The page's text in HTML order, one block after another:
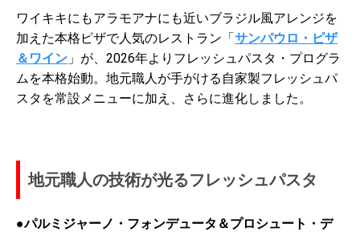
ワイキキにもアラモアナにも近いブラジル風アレンジを
加えた本格ピザで人気のレストラン「サンパウロ・ピザ
＆ワイン 」が、2026年よりフレッシュパスタ・プログラ
ムを本格始動。地元職人が手がける自家製フレッシュパ
スタを常設メニューに加え、さらに進化しました。
地元職人の技術が光るフレッシュパスタ
●パルミジャーノ・フォンデュータ＆プロシュート・デ